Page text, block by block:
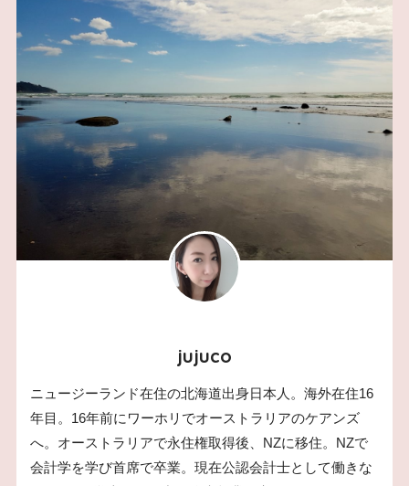
jujuco
ニュージーランド在住の北海道出身日本人。海外在住16
年目。16年前にワーホリでオーストラリアのケアンズ
へ。オーストラリアで永住権取得後、NZに移住。NZで
会計学を学び首席で卒業。現在公認会計士として働きな